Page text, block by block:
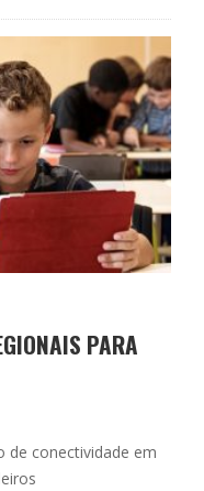
PARA
de conectividade em